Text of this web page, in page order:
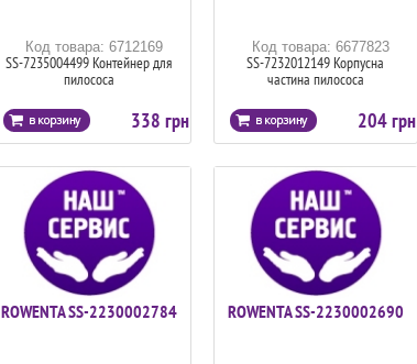
Код товара: 6712169
SS-7235004499 Контейнер для
пилососа
338 грн
Код товара: 6677823
SS-7232012149 Корпусна
частина пилососа
204 грн
ROWENTA SS-2230002784 ROWENTA SS-2230002690